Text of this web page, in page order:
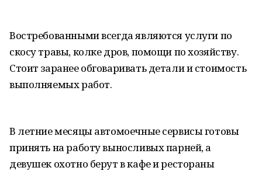
Востребованными всегда являются услуги по
скосу травы, колке дров, помощи по хозяйству.
Стоит заранее обговаривать детали и стоимость
выполняемых работ.
В летние месяцы автомоечные сервисы готовы
принять на работу выносливых парней, а
девушек охотно берут в кафе и рестораны